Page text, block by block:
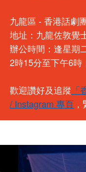
九龍區 - 香港話劇
地址：九龍佐敦覺
辦公時間：逢星期
2時15分至下午6時
歡迎讚好及追蹤
/ Instagram 專頁